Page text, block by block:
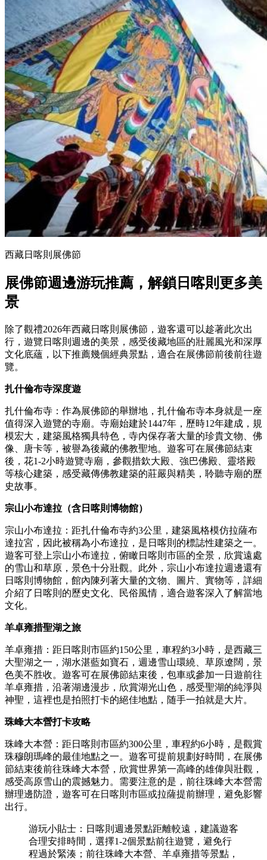
西藏日喀則展佛節
展佛節週邊游玩推薦 ， 解鎖日喀則更多美
景
除了觀禮2026年西藏日喀則展佛節，遊客還可以趁著此次出
行，遊覽日喀則週邊的美景，感受後藏地區的壯麗風光和深厚
文化底蘊，以下推薦幾個經典景點，適合在展佛節前後前往遊
覽。
扎什倫布寺深度遊
扎什倫布寺：作為展佛節的舉辦地，扎什倫布寺本身就是一座
值得深入遊覽的寺廟。寺廟始建於1447年，歷時12年建成，規
模宏大，建築風格獨具特色，寺內保存著大量的珍貴文物、佛
像、唐卡等，被譽為後藏的佛教聖地。遊客可在展佛節結束
後，花1-2小時遊覽寺廟，參觀措欽大殿、強巴佛殿、靈塔殿
等核心建築，感受藏傳佛教建築的莊嚴與精美，聆聽寺廟的歷
史故事。
宗山小布達拉（含日喀則博物館）
宗山小布達拉：距扎什倫布寺約3公里，建築風格模仿拉薩布
達拉宮，因此被稱為小布達拉，是日喀則的標誌性建築之一。
遊客可登上宗山小布達拉，俯瞰日喀則市區的全景，欣賞遠處
的雪山和草原，景色十分壯觀。此外，宗山小布達拉週邊還有
日喀則博物館，館內陳列著大量的文物、圖片、實物等，詳細
介紹了日喀則的歷史文化、民俗風情，適合遊客深入了解當地
文化。
羊卓雍措聖湖之旅
羊卓雍措：距日喀則市區約150公里，車程約3小時，是西藏三
大聖湖之一，湖水湛藍如寶石，週邊雪山環繞、草原遼闊，景
色美不胜收。遊客可在展佛節結束後，包車或參加一日遊前往
羊卓雍措，沿著湖邊漫步，欣賞湖光山色，感受聖湖的純淨與
神聖，這裡也是拍照打卡的絕佳地點，随手一拍就是大片。
珠峰大本營打卡攻略
珠峰大本營：距日喀則市區約300公里，車程約6小時，是觀賞
珠穆朗瑪峰的最佳地點之一。遊客可提前規劃好時間，在展佛
節結束後前往珠峰大本營，欣賞世界第一高峰的雄偉與壯觀，
感受高原雪山的震撼魅力。需要注意的是，前往珠峰大本營需
辦理邊防證，遊客可在日喀則市區或拉薩提前辦理，避免影響
出行。
游玩小貼士：日喀則週邊景點距離較遠，建議遊客
合理安排時間，選擇1-2個景點前往遊覽，避免行
程過於緊湊；前往珠峰大本營、羊卓雍措等景點，